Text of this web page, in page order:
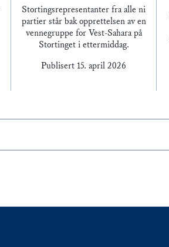
Stortingsrepresentanter fra alle ni
partier står bak opprettelsen av en
vennegruppe for Vest-Sahara på
Stortinget i ettermiddag.
Publisert 15. april 2026